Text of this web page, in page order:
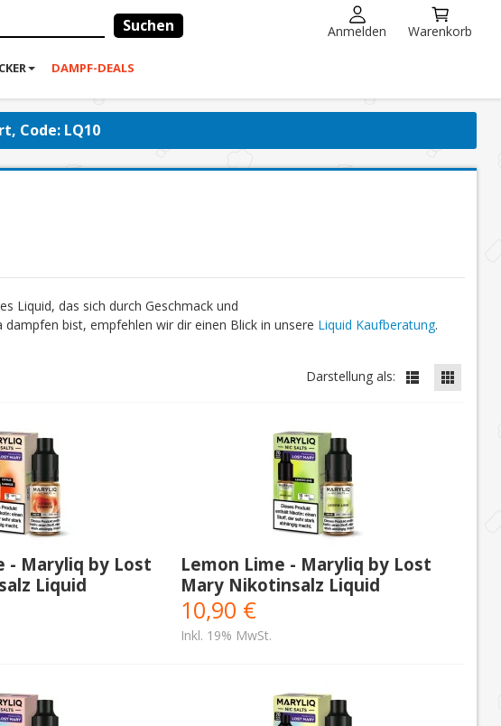
Suchen Anmelden Warenkorb
DAMPF-DEALS
Code: LQ10
Liquid, das sich durch Geschmack und
bist, empfehlen wir dir einen Blick in unsere Liquid Kaufberatung.
Darstellung als:
- Maryliq by Lost
Liquid
Lemon Lime - Maryliq by Lost
Mary Nikotinsalz Liquid
10,90 €
Inkl. 19% MwSt.